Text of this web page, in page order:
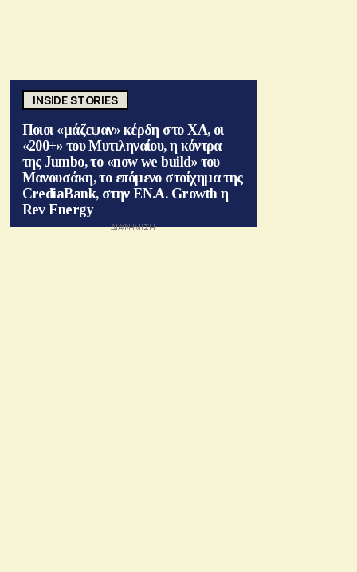
INSIDE STORIES
Ποιοι «μάζεψαν» κέρδη στο ΧΑ, οι
«200+» του Μυτιληναίου, η κόντρα
της Jumbo, το «now we build» του
Μανουσάκη, το επόμενο στοίχημα της
CrediaBank, στην ΕΝ.Α. Growth η
Rev Energy